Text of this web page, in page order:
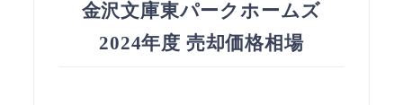
金沢文庫東パークホームズ
2024年度 売却価格相場